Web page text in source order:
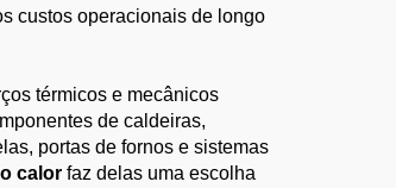
custos operacionais de longo
térmicos e mecânicos
de caldeiras,
portas de fornos e sistemas
calor faz delas uma escolha